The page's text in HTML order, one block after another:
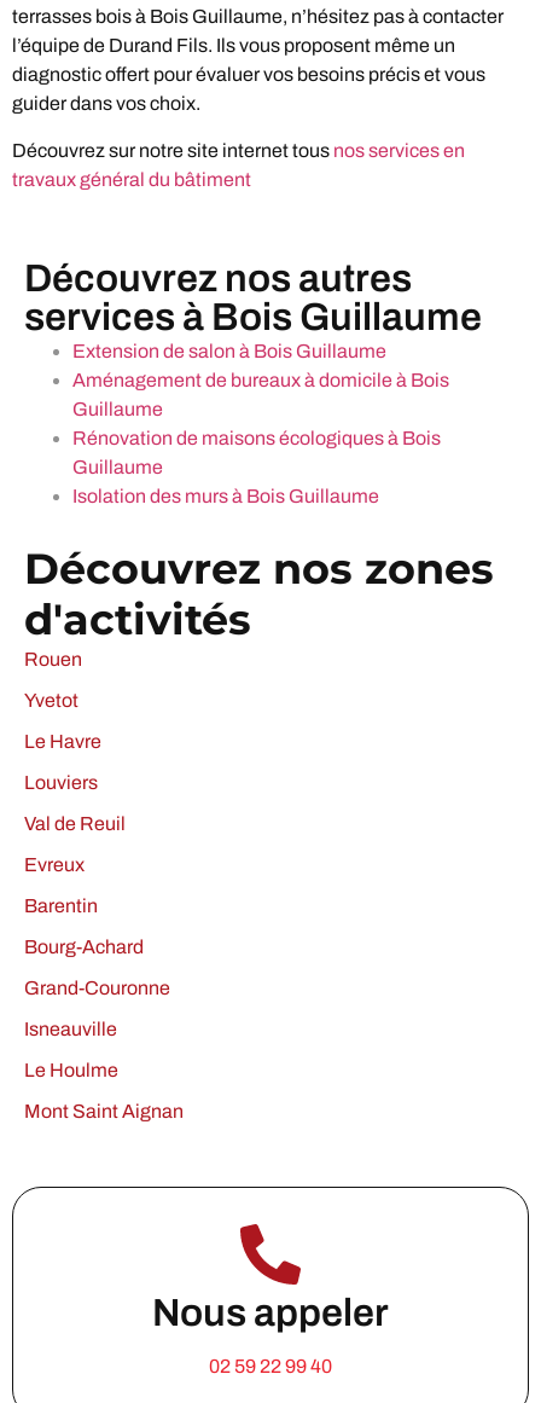
terrasses bois à Bois Guillaume, n’hésitez pas à contacter
l’équipe de Durand Fils. Ils vous proposent même un
diagnostic offert pour évaluer vos besoins précis et vous
guider dans vos choix.
Découvrez sur notre site internet tous nos services en
travaux général du bâtiment
Découvrez nos autres
services à Bois Guillaume
Extension de salon à Bois Guillaume
Aménagement de bureaux à domicile à Bois
Guillaume
Rénovation de maisons écologiques à Bois
Guillaume
Isolation des murs à Bois Guillaume
Découvrez nos zones
d'activités
Rouen
Yvetot
Le Havre
Louviers
Val de Reuil
Evreux
Barentin
Bourg-Achard
Grand-Couronne
Isneauville
Le Houlme
Mont Saint Aignan
Nous appeler
02 59 22 99 40